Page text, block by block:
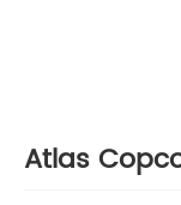
Atlas